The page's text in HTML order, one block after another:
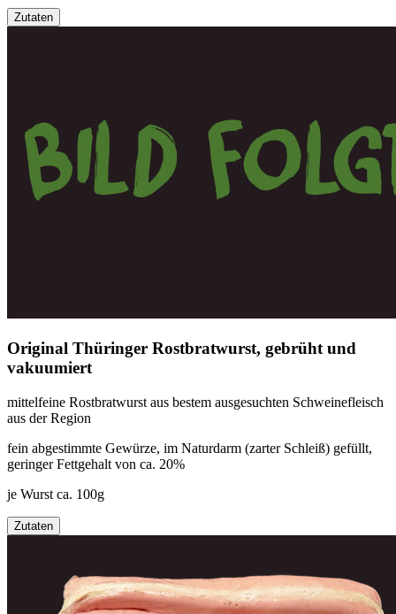
Zutaten
Original Thüringer Rostbratwurst, gebrüht und
vakuumiert
mittelfeine Rostbratwurst aus bestem ausgesuchten Schweinefleisch
aus der Region
fein abgestimmte Gewürze, im Naturdarm (zarter Schleiß) gefüllt,
geringer Fettgehalt von ca. 20%
je Wurst ca. 100g
Zutaten